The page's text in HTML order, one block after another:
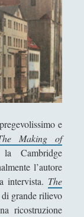
una
e
Making of
Cambridge
l’autore
intervista. The
di grande rilievo
ricostruzione